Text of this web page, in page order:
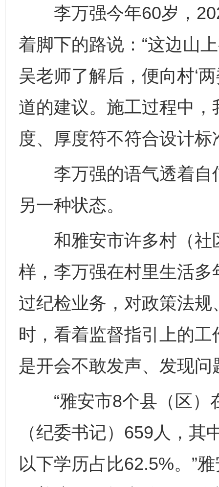
李万强今年60岁，
着脚下的路说：“这边山
吴老师了解后，便向村‘
道的建议。施工过程中
度、厚度符不符合设计
李万强的语气透着自
另一种状态。
和雅安市许多村（社
样，李万强在村里生活
过纪检业务，对政策法
时，看着监督指引上的
是开会不敢发声、发现
“雅安市8个县（区）
（纪委书记）659人，
以下学历占比62.5%。”